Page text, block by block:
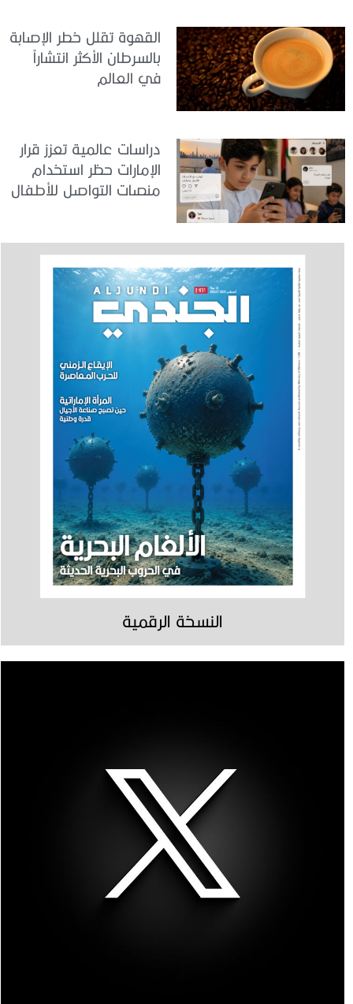
القهوة تقلل خطر الإصابة
بالسرطان الأكثر انتشاراً
في العالم
دراسات عالمية تعزز قرار
الإمارات حظر استخدام
منصات التواصل للأطفال
النسخة الرقمية